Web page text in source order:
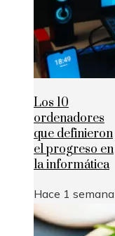
Los 10
ordenadores
que definieron
el progreso en
la informática
Hace 1 semana